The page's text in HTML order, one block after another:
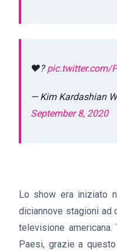
❤️?pic.twitter.com/
— Kim Kardashian
September 8, 2020
Lo show era iniziato
diciannove stagioni ad
televisione
Paesi, grazie a